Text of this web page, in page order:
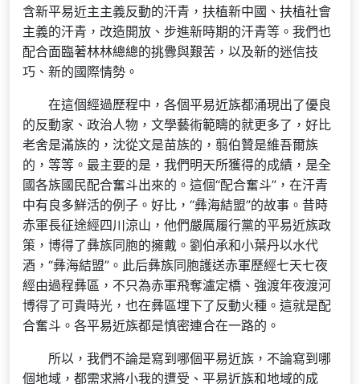
含新平易近主主義反動的汗青，扶植新中國、扶植社會
主義的汗青，改造開放、步進新時期的汗青等。我們也
配合面臨著林林總總的挑釁與艱苦，以及新的迷信技
巧、新的國際情勢。
在這個經過歷程中，各個平易近族都涌現出了優良
的反動家、政治人物，文學藝術範疇的就更多了，好比
老舍是滿族的，沈從文是苗族的，翦伯贊是維吾爾族
的，等等。最主要的是，我們明天所獲得的成績，是全
國各族國民配合奮斗出來的。這個“配合奮斗”，在汗青
中有良多鮮活的例子。好比，“彝海結盟”的故事。昔時
赤軍長征途經四川涼山，他們嚴厲履行黨的平易近族政
策，博得了彝族同胞的擁戴。劉伯承和小葉丹以水代
酒，“彝海結盟”。此后彝族同胞護送赤軍歷經七天七夜
經由過程彝區，不只為赤軍飛奪瀘定橋、強渡年夜渡河
博得了可貴時光，也在彝區埋下了反動火種。這就是配
合奮斗。各平易近族都是慎密連合在一路的。
所以，我們不論是寫到哪個平易近族，不論寫到哪
個地域，都需求將小我的遭受、平易近族和地域的成